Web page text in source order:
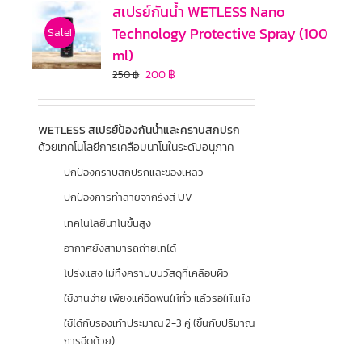
Sale!
สเปรย์กันน้ำ WETLESS Nano
Technology Protective Spray (100
ml)
250฿ 200฿
WETLESS สเปรย์ป้องกันน้ำและคราบสกปรก
ด้วยเทคโนโลยีการเคลือบนาโนในระดับอนุภาค
ปกป้องคราบสกปรกและของเหลว
ปกป้องการทำลายจากรังสี UV
เทคโนโลยีนาโนขั้นสูง
อากาศยังสามารถถ่ายเทได้
โปร่งแสง ไม่ทิ้งคราบบนวัสดุที่เคลือบผิว
ใช้งานง่าย เพียงแค่ฉีดพ่นให้ทั่ว แล้วรอให้แห้ง
ใช้ได้กับรองเท้าประมาณ 2-3 คู่ (ขึ้นกับปริมาณ
การฉีดด้วย)